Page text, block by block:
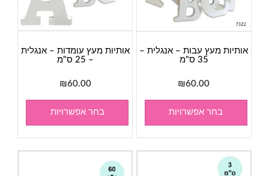
אותיות מעץ עבות – אנגלית –
35 ס"מ
₪60.00
בחר אפשרויות
אותיות מעץ עומדות – אנגלית
– 25 ס"מ
₪60.00
בחר אפשרויות